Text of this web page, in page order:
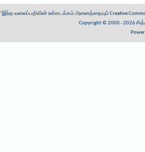
"இந்த வலைப்பதிவின் உள்ளடக்கம் அனைத்தையும்Creative
Copyright © 2000 - 2026